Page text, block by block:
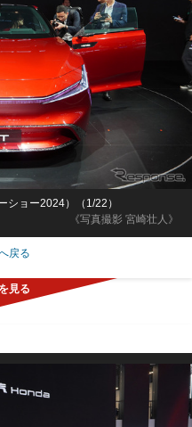
《写真撮影 宮崎壮人》
ショー2024）（1/22）
戻る